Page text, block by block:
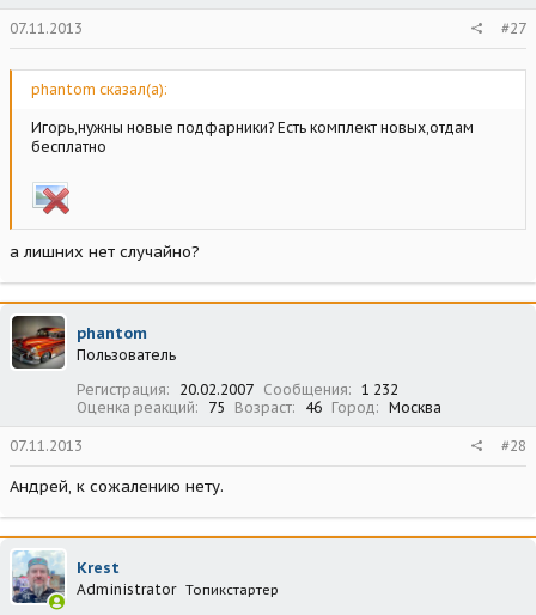
07.11.2013 #27
phantom сказал(а):
Игорь,нужны новые подфарники? Есть комплект новых,отдам
бесплатно
а лишних нет случайно?
phantom
Пользователь
Регистрация
20.02.2007 Сообщения
1 232
Оценка реакций
75 Возраст 46 Город Москва
07.11.2013 #28
Андрей, к сожалению нету.
Krest
Administrator Топикстартер